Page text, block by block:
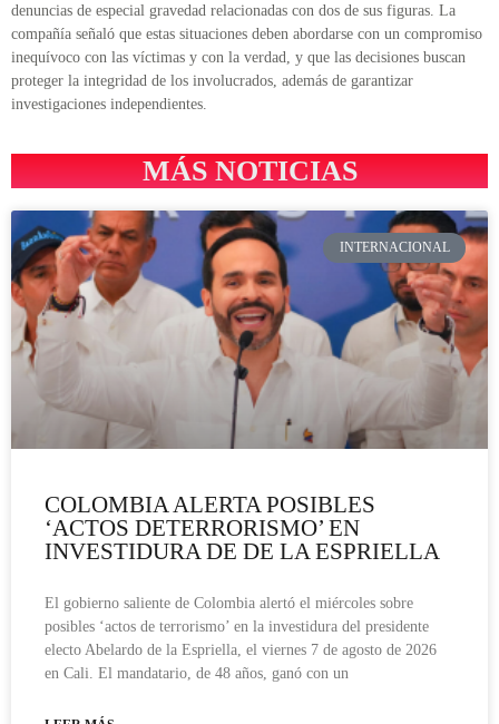
denuncias de especial gravedad relacionadas con dos de sus figuras. La
compañía señaló que estas situaciones deben abordarse con un compromiso
inequívoco con las víctimas y con la verdad, y que las decisiones buscan
proteger la integridad de los involucrados, además de garantizar
investigaciones independientes.
MÁS NOTICIAS
INTERNACIONAL
COLOMBIA ALERTA POSIBLES
‘ACTOS DETERRORISMO’ EN
INVESTIDURA DE DE LA ESPRIELLA
El gobierno saliente de Colombia alertó el miércoles sobre
posibles ‘actos de terrorismo’ en la investidura del presidente
electo Abelardo de la Espriella, el viernes 7 de agosto de 2026
en Cali. El mandatario, de 48 años, ganó con un